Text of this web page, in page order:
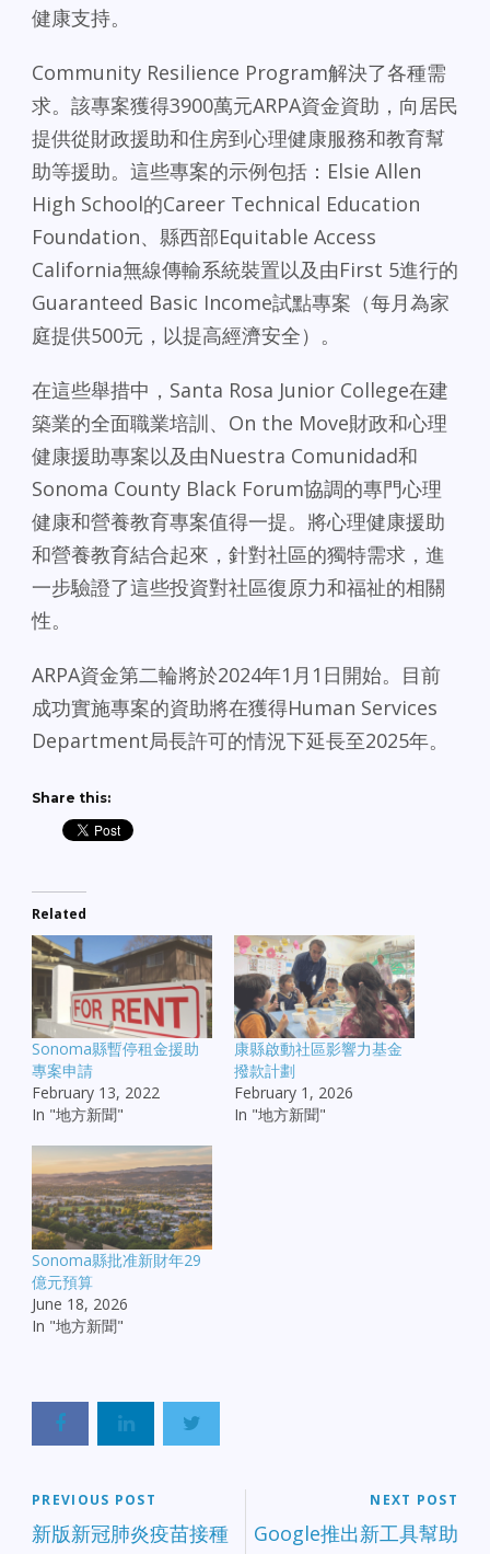
健康支持。
Community Resilience Program解決了各種需
求。該專案獲得3900萬元ARPA資金資助，向居民
提供從財政援助和住房到心理健康服務和教育幫
助等援助。這些專案的示例包括：Elsie Allen
High School的Career Technical Education
Foundation、縣西部Equitable Access
California無線傳輸系統裝置以及由First 5進行的
Guaranteed Basic Income試點專案（每月為家
庭提供500元，以提高經濟安全）。
在這些舉措中，Santa Rosa Junior College在建
築業的全面職業培訓、On the Move財政和心理
健康援助專案以及由Nuestra Comunidad和
Sonoma County Black Forum協調的專門心理
健康和營養教育專案值得一提。將心理健康援助
和營養教育結合起來，針對社區的獨特需求，進
一步驗證了這些投資對社區復原力和福祉的相關
性。
ARPA資金第二輪將於2024年1月1日開始。目前
成功實施專案的資助將在獲得Human Services
Department局長許可的情況下延長至2025年。
Share this:
Related
Sonoma縣暫停租金援助
專案申請
February 13, 2022
In "地方新聞"
康縣啟動社區影響力基金
撥款計劃
February 1, 2026
In "地方新聞"
Sonoma縣批准新財年29
億元預算
June 18, 2026
In "地方新聞"
PREVIOUS POST
新版新冠肺炎疫苗接種
NEXT POST
Google推出新工具幫助